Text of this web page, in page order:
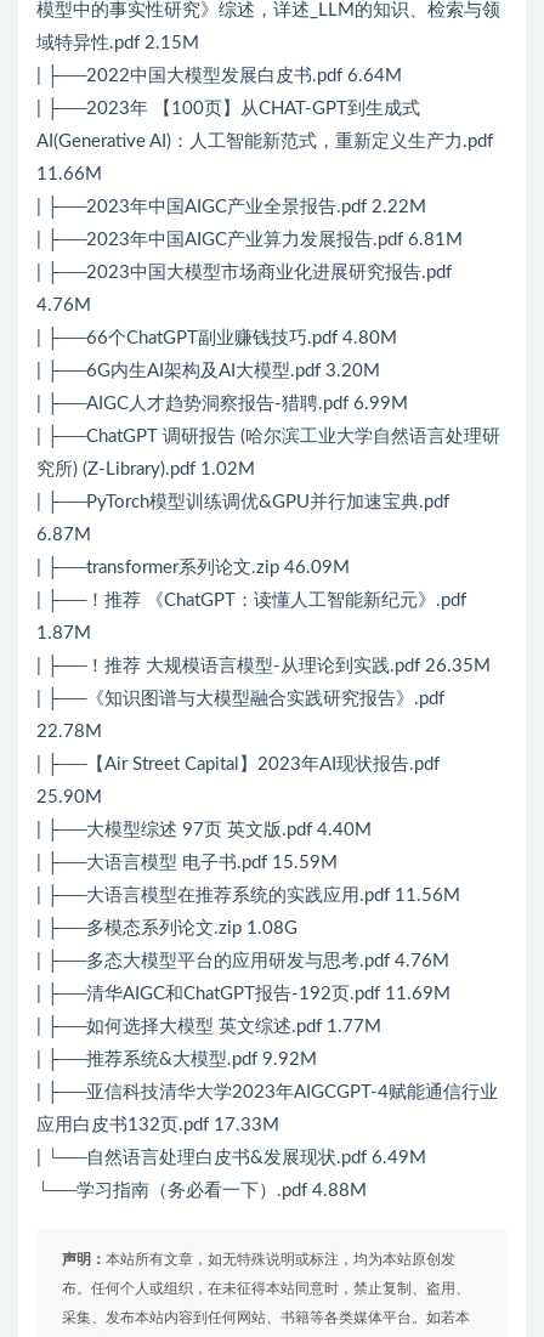
模型中的事实性研究》综述，详述_LLM的知识、检索与领
域特异性.pdf 2.15M
| ├──2022中国大模型发展白皮书.pdf 6.64M
| ├──2023年 【100页】从CHAT-GPT到生成式
AI(Generative AI)：人工智能新范式，重新定义生产力.pdf
11.66M
| ├──2023年中国AIGC产业全景报告.pdf 2.22M
| ├──2023年中国AIGC产业算力发展报告.pdf 6.81M
| ├──2023中国大模型市场商业化进展研究报告.pdf
4.76M
| ├──66个ChatGPT副业赚钱技巧.pdf 4.80M
| ├──6G内生AI架构及AI大模型.pdf 3.20M
| ├──AIGC人才趋势洞察报告-猎聘.pdf 6.99M
| ├──ChatGPT 调研报告 (哈尔滨工业大学自然语言处理研
究所) (Z-Library).pdf 1.02M
| ├──PyTorch模型训练调优&GPU并行加速宝典.pdf
6.87M
| ├──transformer系列论文.zip 46.09M
| ├──！推荐 《ChatGPT：读懂人工智能新纪元》.pdf
1.87M
| ├──！推荐 大规模语言模型-从理论到实践.pdf 26.35M
| ├──《知识图谱与大模型融合实践研究报告》.pdf
22.78M
| ├──【Air Street Capital】2023年AI现状报告.pdf
25.90M
| ├──大模型综述 97页 英文版.pdf 4.40M
| ├──大语言模型 电子书.pdf 15.59M
| ├──大语言模型在推荐系统的实践应用.pdf 11.56M
| ├──多模态系列论文.zip 1.08G
| ├──多态大模型平台的应用研发与思考.pdf 4.76M
| ├──清华AIGC和ChatGPT报告-192页.pdf 11.69M
| ├──如何选择大模型 英文综述.pdf 1.77M
| ├──推荐系统&大模型.pdf 9.92M
| ├──亚信科技清华大学2023年AIGCGPT-4赋能通信行业
应用白皮书132页.pdf 17.33M
| └──自然语言处理白皮书&发展现状.pdf 6.49M
└──学习指南（务必看一下）.pdf 4.88M
声明： 本站所有文章，如无特殊说明或标注，均为本站原创发
布。任何个人或组织，在未征得本站同意时，禁止复制、盗用、
采集、发布本站内容到任何网站、书籍等各类媒体平台。如若本